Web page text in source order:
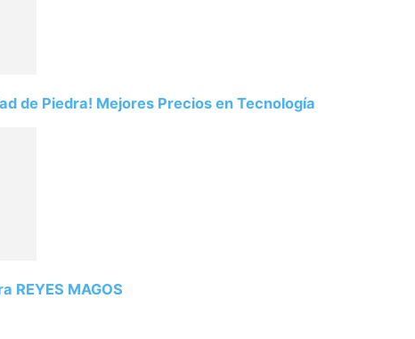
de Piedra! Mejores Precios en Tecnología
REYES MAGOS